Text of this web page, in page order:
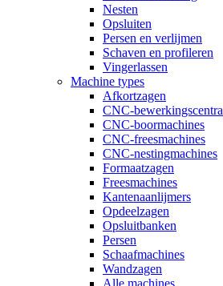
Nesten
Opsluiten
Persen en verlijmen
Schaven en profileren
Vingerlassen
Machine types
Afkortzagen
CNC-bewerkingscentra
CNC-boormachines
CNC-freesmachines
CNC-nestingmachines
Formaatzagen
Freesmachines
Kantenaanlijmers
Opdeelzagen
Opsluitbanken
Persen
Schaafmachines
Wandzagen
Alle machines